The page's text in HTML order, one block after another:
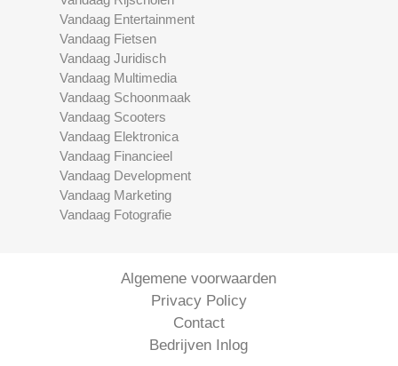
Vandaag Entertainment
Vandaag Fietsen
Vandaag Juridisch
Vandaag Multimedia
Vandaag Schoonmaak
Vandaag Scooters
Vandaag Elektronica
Vandaag Financieel
Vandaag Development
Vandaag Marketing
Vandaag Fotografie
Algemene voorwaarden
Privacy Policy
Contact
Bedrijven Inlog